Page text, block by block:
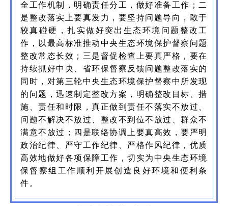
全工作机制，明确责任分工，做好准备工作；二
是整改落实上要真发力，要坚持问题导向，敢于
较真碰硬，扎实做好突出生态环境问题整改工
作，以最高标准推动中央生态环境保护督察问题
整改常态长效；三是督促检查上要真严格，要在
持续抓好中央、省环保督察反馈问题整改落实的
同时，对第三轮中央生态环境保护督察中所发现
的问题，迅速制定整改方案，明确整改目标、措
施、责任和时限，真正做到责任不落实不放过、
问题不解决不放过、整改不到位不放过、群众不
满意不放过；四是联络协调上要真高效，要严明
政治纪律、严守工作纪律、严格作风纪律，优质
高效地做好各项保障工作，切实为中央生态环境
保督察组工作顺利开展创造良好环境和便利条
件。